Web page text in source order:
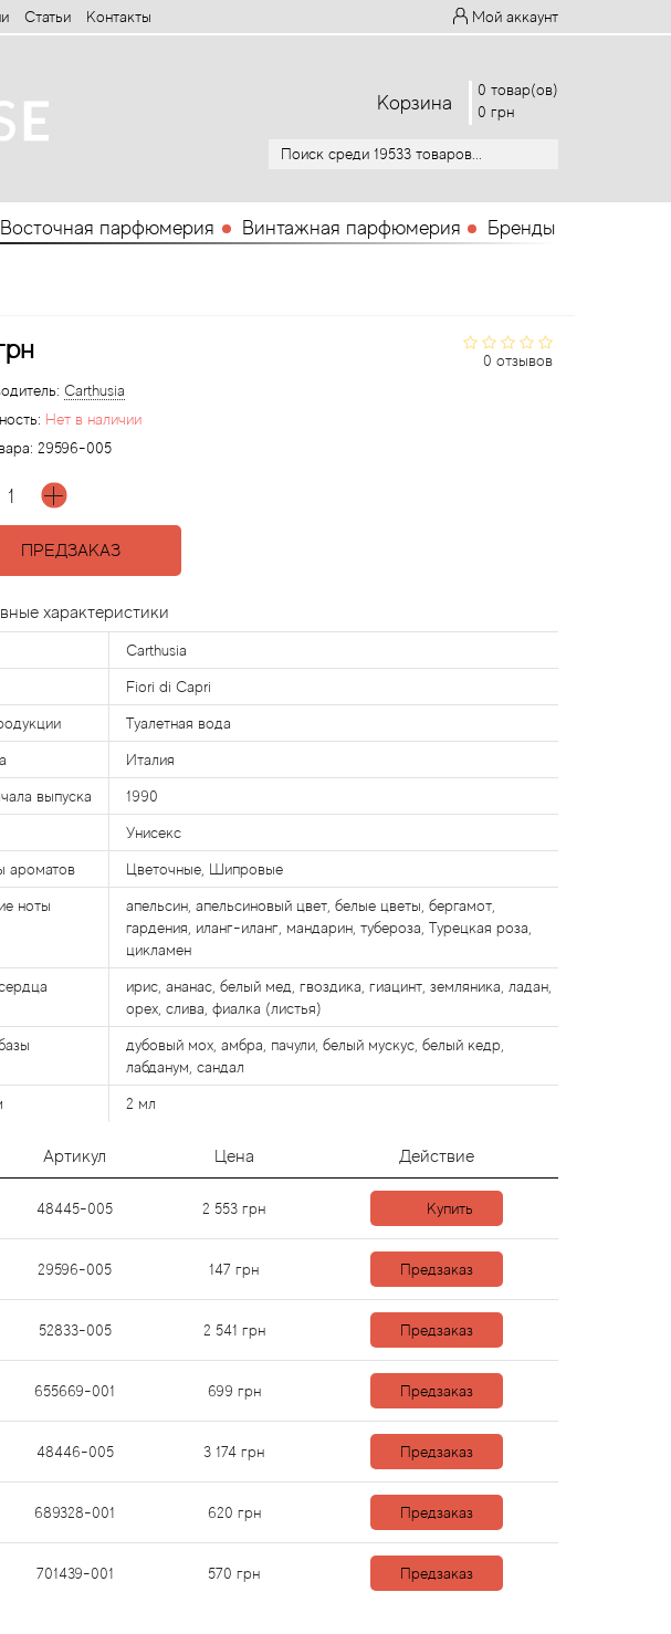
Статьи Контакты Мой аккаунт
Корзина
0 товар(ов)
0 грн
Восточная парфюмерия Винтажная парфюмерия Бренды
0 отзывов
Carthusia
Нет в наличии
29596-005
ПРЕДЗАКАЗ
характеристики
Carthusia
Fiori di Capri
Туалетная вода
Италия
выпуска 1990
Унисекс
ароматов Цветочные, Шипровые
ноты
апельсин, апельсиновый цвет, белые цветы, бергамот,
гардения, иланг-иланг, мандарин, тубероза, Турецкая роза,
цикламен
ирис, ананас, белый мед, гвоздика, гиацинт, земляника, ладан,
орех, слива, фиалка (листья)
дубовый мох, амбра, пачули, белый мускус, белый кедр,
лабданум, сандал
2 мл
Артикул Цена Действие
48445-005 2 553 грн Купить
29596-005 147 грн Предзаказ
52833-005 2 541 грн Предзаказ
655669-001 699 грн Предзаказ
48446-005 3 174 грн Предзаказ
689328-001 620 грн Предзаказ
701439-001 570 грн Предзаказ